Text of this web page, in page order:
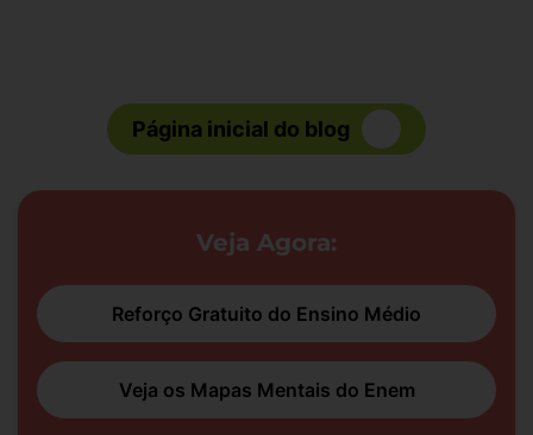
Página inicial do blog
Veja Agora:
Reforço Gratuito do Ensino Médio
Veja os Mapas Mentais do Enem